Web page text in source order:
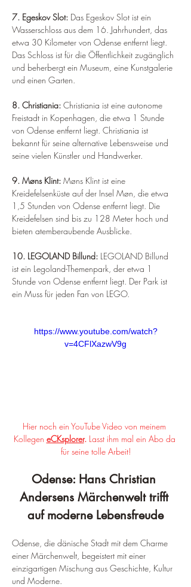
7. Egeskov Slot: Das Egeskov Slot ist ein
Wasserschloss aus dem 16. Jahrhundert, das
etwa 30 Kilometer von Odense entfernt liegt.
Das Schloss ist für die Öffentlichkeit zugänglich
und beherbergt ein Museum, eine Kunstgalerie
und einen Garten.
8. Christiania: Christiania ist eine autonome
Freistadt in Kopenhagen, die etwa 1 Stunde
von Odense entfernt liegt. Christiania ist
bekannt für seine alternative Lebensweise und
seine vielen Künstler und Handwerker.
9. Møns Klint: Møns Klint ist eine
Kreidefelsenküste auf der Insel Møn, die etwa
1,5 Stunden von Odense entfernt liegt. Die
Kreidefelsen sind bis zu 128 Meter hoch und
bieten atemberaubende Ausblicke.
10. LEGOLAND Billund: LEGOLAND Billund
ist ein Legoland-Themenpark, der etwa 1
Stunde von Odense entfernt liegt. Der Park ist
ein Muss für jeden Fan von LEGO.
https://www.youtube.com/watch?
v=4CFlXazwV9g
Hier noch ein YouTube Video von meinem
Kollegen eCKsplorer. Lasst ihm mal ein Abo da
für seine tolle Arbeit!
Odense: Hans Christian
Andersens Märchenwelt trifft
auf moderne Lebensfreude
Odense, die dänische Stadt mit dem Charme
einer Märchenwelt, begeistert mit einer
einzigartigen Mischung aus Geschichte, Kultur
und Moderne.